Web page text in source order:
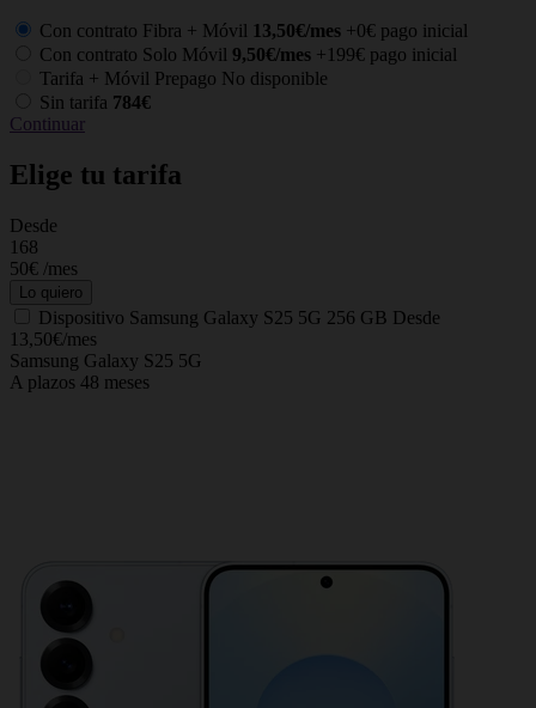
Con contrato Fibra + Móvil 13,50€/mes +0€ pago inicial
Con contrato Solo Móvil 9,50€/mes +199€ pago inicial
Tarifa + Móvil Prepago No disponible
Sin tarifa 784€
Continuar
Elige tu tarifa
Desde
168
50€ /mes
Lo quiero
Dispositivo Samsung Galaxy S25 5G 256 GB Desde
13,50€/mes
Samsung Galaxy S25 5G
A plazos 48 meses